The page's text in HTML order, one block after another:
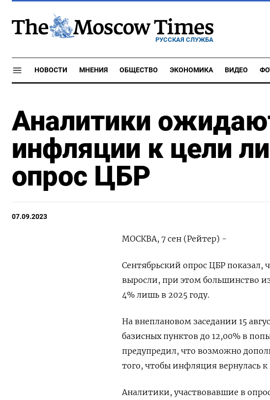
РУССКАЯ СЛУЖБА
НОВОСТИ МНЕНИЯ ОБЩЕСТВО ЭКОНОМИКА ВИДЕО
Аналитики
инфляции к цели
опрос ЦБР
07.09.2023
МОСКВА, 7 сен (Рейтер) -
Сентябрьский опрос ЦБР
выросли, при этом большинство
4% лишь в 2025 году.
На внеплановом заседании 15
базисных пунктов до 12,00% в
предупредил, что возможно
того, чтобы инфляция вернулась к
Аналитики, участвовавшие в